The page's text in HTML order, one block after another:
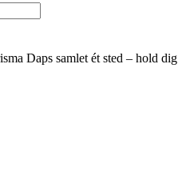
Daps samlet ét sted – hold dig